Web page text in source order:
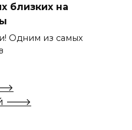
близких на
Одним из самых
🡒
🡒